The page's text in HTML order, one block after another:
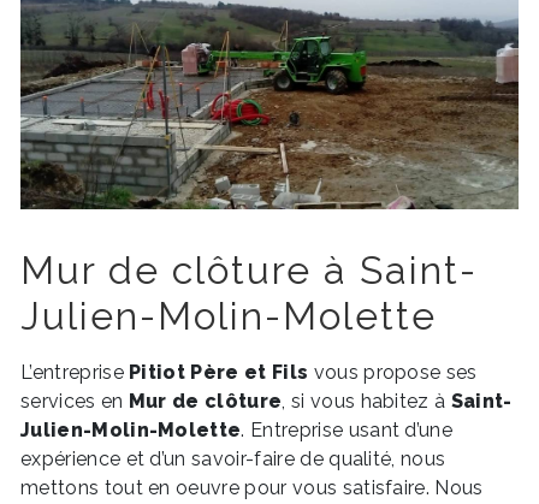
Mur de clôture à Saint-
Julien-Molin-Molette
L’entreprise Pitiot Père et Fils vous propose ses
services en Mur de clôture, si vous habitez à Saint-
Julien-Molin-Molette. Entreprise usant d’une
expérience et d’un savoir-faire de qualité, nous
mettons tout en oeuvre pour vous satisfaire. Nous